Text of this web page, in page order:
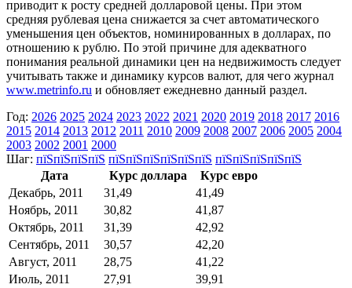
приводит к росту средней долларовой цены. При этом
средняя рублевая цена снижается за счет автоматического
уменьшения цен объектов, номинированных в долларах, по
отношению к рублю. По этой причине для адекватного
понимания реальной динамики цен на недвижимость следует
учитывать также и динамику курсов валют, для чего журнал
www.metrinfo.ru и обновляет ежедневно данный раздел.
Год: 2026 2025 2024 2023 2022 2021 2020 2019 2018 2017 2016
2015 2014 2013 2012 2011 2010 2009 2008 2007 2006 2005 2004
2003 2002 2001 2000
Шаг: пїЅпїЅпїЅпїЅ пїЅпїЅпїЅпїЅпїЅпїЅ пїЅпїЅпїЅпїЅпїЅ
Дата
Курс доллара
Курс евро
Декабрь, 2011
31,49
41,49
Ноябрь, 2011
30,82
41,87
Октябрь, 2011
31,39
42,92
Сентябрь, 2011
30,57
42,20
Август, 2011
28,75
41,22
Июль, 2011
27,91
39,91